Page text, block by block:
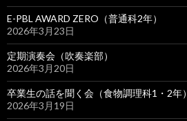
E-PBL AWARD ZERO（普通科2年）
2026年3月23日
定期演奏会（吹奏楽部）
2026年3月20日
卒業生の話を聞く会（食物調理科1・2年）
2026年3月19日